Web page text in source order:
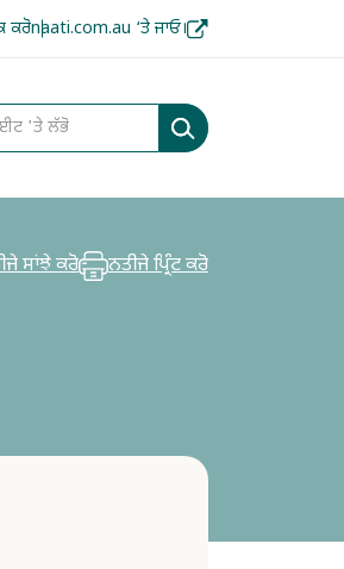
ਕਰੋnaati.com.au ‘ਤੇ ਜਾਓ।
ਸਾਂਝੇ ਕਰੋ ਨਤੀਜੇ ਪ੍ਰਿੰਟ ਕਰੋ